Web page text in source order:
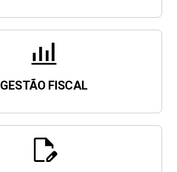
bar_chart_4_bars
GESTÃO FISCAL
edit_document